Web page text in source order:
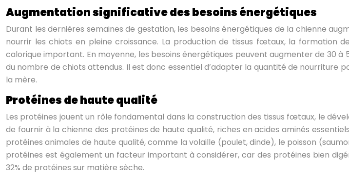
Augmentation significative des besoins énergétiques
Durant les dernières semaines de gestation, les besoins énergétiques de la chienne
nourrir les chiots en pleine croissance. La production de tissus fœtaux, la formation
calorique important. En moyenne, les besoins énergétiques peuvent augmenter de 30
du nombre de chiots attendus. Il est donc essentiel d’adapter la quantité de nourriture
la mère.
Protéines de haute qualité
Les protéines jouent un rôle fondamental dans la construction des tissus fœtaux, le
de fournir à la chienne des protéines de haute qualité, riches en acides aminés
protéines animales de haute qualité, comme la volaille (poulet, dinde), le poisson
protéines est également un facteur important à considérer, car des protéines bien
32% de protéines sur matière sèche.